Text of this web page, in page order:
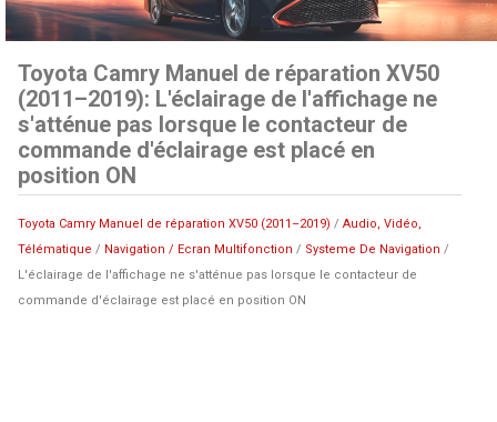
Toyota Camry Manuel de réparation XV50
(2011–2019): L'éclairage de l'affichage ne
s'atténue pas lorsque le contacteur de
commande d'éclairage est placé en
position ON
Toyota Camry Manuel de réparation XV50 (2011–2019) /Audio, Vidéo,
Télématique / Navigation / Ecran Multifonction / Systeme De Navigation /
L'éclairage de l'affichage ne s'atténue pas lorsque le contacteur de
commande d'éclairage est placé en position ON